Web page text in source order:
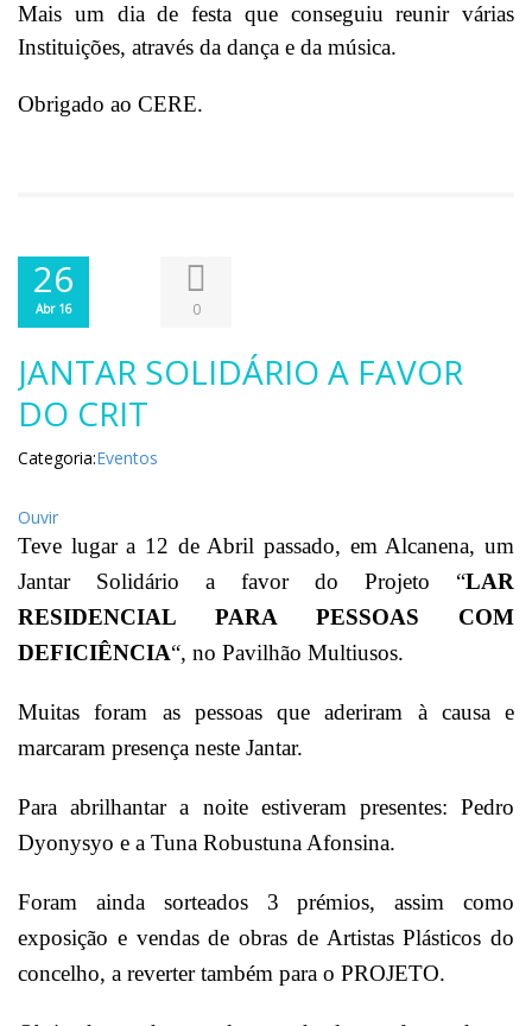
Mais um dia de festa que conseguiu reunir várias
Instituições, através da dança e da música.
Obrigado ao CERE.
26
Abr 16 0
JANTAR SOLIDÁRIO A FAVOR
DO CRIT
Categoria:Eventos
Ouvir
Teve lugar a 12 de Abril passado, em Alcanena, um
Jantar Solidário a favor do Projeto “LAR
RESIDENCIAL PARA PESSOAS COM
DEFICIÊNCIA“, no Pavilhão Multiusos.
Muitas foram as pessoas que aderiram à causa e
marcaram presença neste Jantar.
Para abrilhantar a noite estiveram presentes: Pedro
Dyonysyo e a Tuna Robustuna Afonsina.
Foram ainda sorteados 3 prémios, assim como
exposição e vendas de obras de Artistas Plásticos do
concelho, a reverter também para o PROJETO.